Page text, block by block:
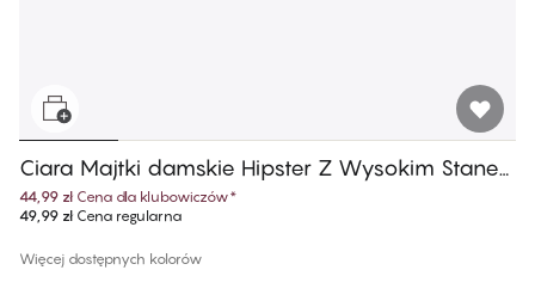
Ciara Majtki damskie Hipster Z Wysokim Stane
m
44,99 zł Cena dla klubowiczów*
49,99 złCena regularna
Więcej dostępnych kolorów